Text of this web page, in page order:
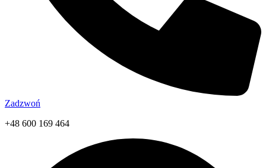
Zadzwoń
+48 600 169 464